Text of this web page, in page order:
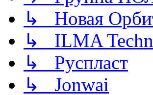
↳ Новая
↳ ILMA
↳ Руспласт
↳ Jonwai